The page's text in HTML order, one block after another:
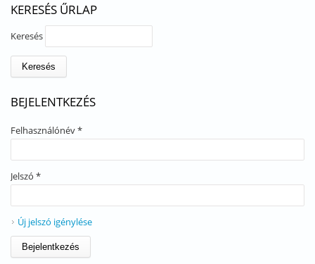
KERESÉS ŰRLAP
Keresés
BEJELENTKEZÉS
Felhasználónév*
Jelszó *
Új jelszó igénylése